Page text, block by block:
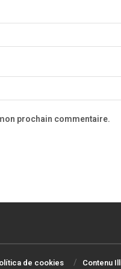
prochain commentaire.
de cookies Contenu